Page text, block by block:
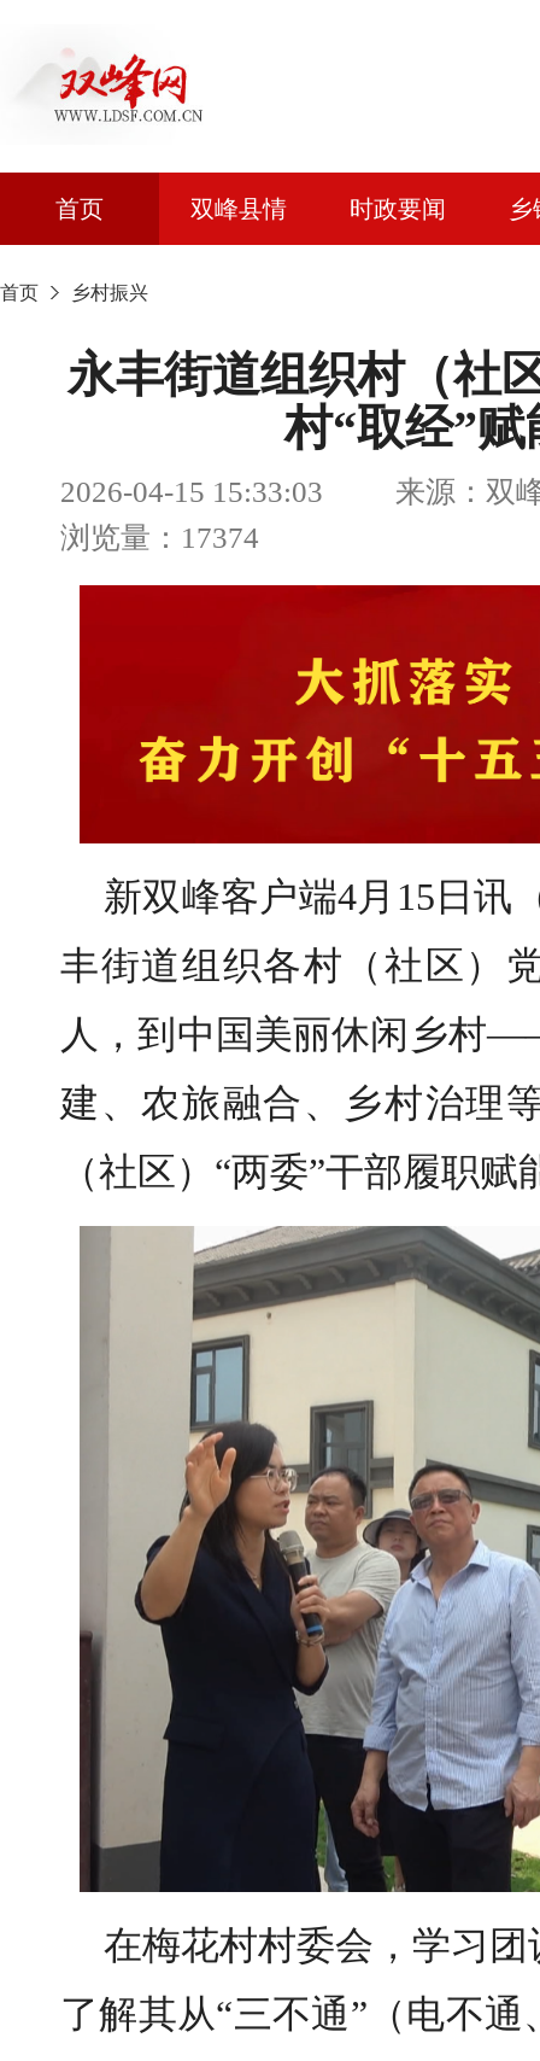
首页 双峰县情 时政要闻
首页 乡村振兴
永丰街道组织村（社
村“取经”
2026-04-15 15:33:03 来源：双
浏览量：17374
新双峰客户端4月15日讯
丰街道组织各村（社区）
人，到中国美丽休闲乡村
建、农旅融合、乡村治理
（社区）“两委”干部履职赋
在梅花村村委会，学习
了解其从“三不通”（电不